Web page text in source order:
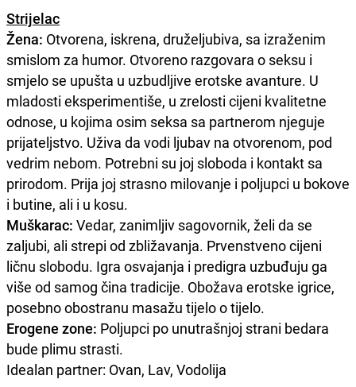
Strijelac
Žena: Otvorena, iskrena, druželjubiva, sa izraženim
smislom za humor. Otvoreno razgovara o seksu i
smjelo se upušta u uzbudljive erotske avanture. U
mladosti eksperimentiše, u zrelosti cijeni kvalitetne
odnose, u kojima osim seksa sa partnerom njeguje
prijateljstvo. Uživa da vodi ljubav na otvorenom, pod
vedrim nebom. Potrebni su joj sloboda i kontakt sa
prirodom. Prija joj strasno milovanje i poljupci u bokove
i butine, ali i u kosu.
Muškarac: Vedar, zanimljiv sagovornik, želi da se
zaljubi, ali strepi od zbližavanja. Prvenstveno cijeni
ličnu slobodu. Igra osvajanja i predigra uzbuđuju ga
više od samog čina tradicije. Obožava erotske igrice,
posebno obostranu masažu tijelo o tijelo.
Erogene zone: Poljupci po unutrašnjoj strani bedara
bude plimu strasti.
Idealan partner: Ovan, Lav, Vodolija